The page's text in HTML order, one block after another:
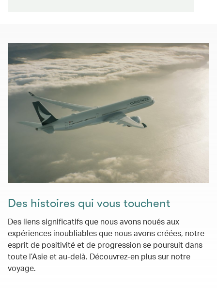
Des histoires qui vous touchent
Des liens significatifs que nous avons noués aux
expériences inoubliables que nous avons créées, notre
esprit de positivité et de progression se poursuit dans
toute l’Asie et au-delà. Découvrez-en plus sur notre
voyage.